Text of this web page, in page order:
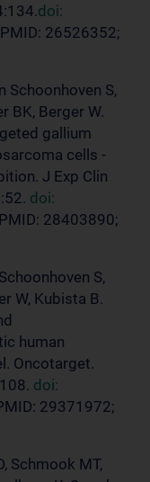
doi:
PMID: 26526352;
Schoonhoven S,
BK, Berger W.
gallium
cells -
J Exp Clin
doi:
28403890;
S,
W, Kubista B.
human
Oncotarget.
doi:
29371972;
Schmook MT,